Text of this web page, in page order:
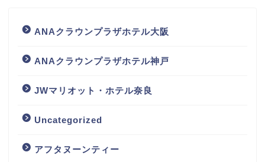
ANAクラウンプラザホテル大阪
ANAクラウンプラザホテル神戸
JWマリオット・ホテル奈良
Uncategorized
アフタヌーンティー